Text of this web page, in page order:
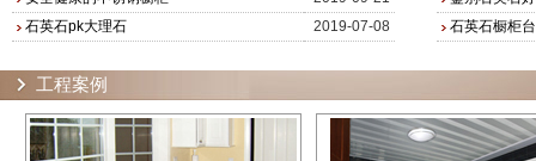
石英石pk大理石
2019-07-08
石英石橱柜
工程案例